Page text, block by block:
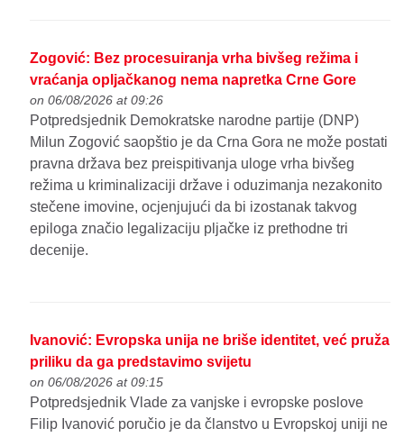
Zogović: Bez procesuiranja vrha bivšeg režima i
vraćanja opljačkanog nema napretka Crne Gore
on 06/08/2026 at 09:26
Potpredsjednik Demokratske narodne partije (DNP)
Milun Zogović saopštio je da Crna Gora ne može postati
pravna država bez preispitivanja uloge vrha bivšeg
režima u kriminalizaciji države i oduzimanja nezakonito
stečene imovine, ocjenjujući da bi izostanak takvog
epiloga značio legalizaciju pljačke iz prethodne tri
decenije.
Ivanović: Evropska unija ne briše identitet, već pruža
priliku da ga predstavimo svijetu
on 06/08/2026 at 09:15
Potpredsjednik Vlade za vanjske i evropske poslove
Filip Ivanović poručio je da članstvo u Evropskoj uniji ne